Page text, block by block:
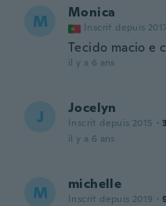
M Monica
Inscrit depuis
Tecido macio e
il y a 6 ans
J Jocelyn
Inscrit depuis 2015 · 3
il y a 6 ans
M michelle
Inscrit depuis 2019 ·